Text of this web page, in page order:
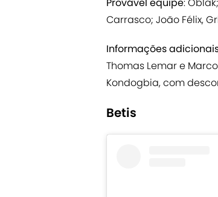
Provável equipe:
Carrasco; João Félix,
Informações
Thomas Lemar e
Kondogbia, com
Betis